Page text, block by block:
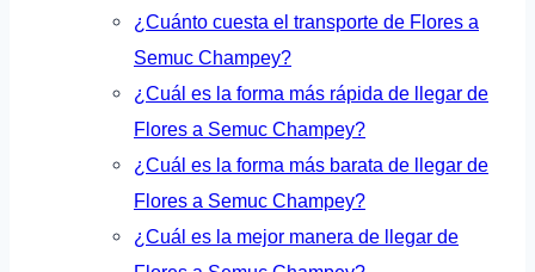
¿Cuánto cuesta el transporte de Flores a
Semuc Champey?
¿Cuál es la forma más rápida de llegar de
Flores a Semuc Champey?
¿Cuál es la forma más barata de llegar de
Flores a Semuc Champey?
¿Cuál es la mejor manera de llegar de